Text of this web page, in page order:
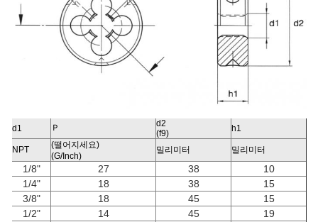
d1 Ｐ
d2
(f9)
h1
NPT
(떨어지세요)
(G/Inch)
밀리미터 밀리미터
1/8" 27 38
10
1/4"
18 38
15
3/8"
18 45
15
1/2"
14 45
19